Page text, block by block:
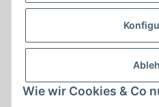
Wie wir Cookies & Co
Tel.:0201555402
info@krayer-edampfer-
Gesetzliche Informationen
Informationen